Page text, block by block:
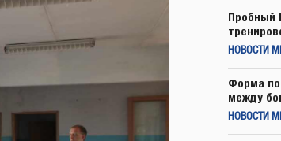
Пробный
НОВОСТИ
Форма
между
НОВОСТИ